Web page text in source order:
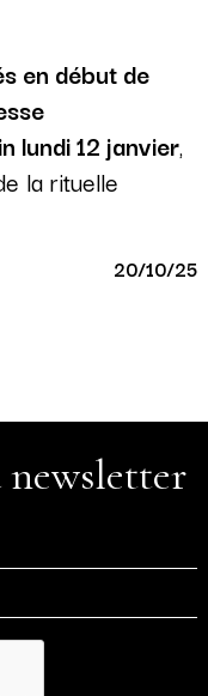
en début de
lundi 12 janvier,
la rituelle
20/10/25
newsletter